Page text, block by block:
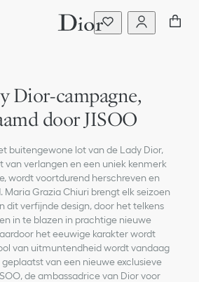
Dior-campagne,
door JISOO
buitengewone lot van de Lady Dior,
van verlangen en een uniek kenmerk
wordt voortdurend herschreven en
Maria Grazia Chiuri brengt elk seizoen
dit verfijnde design, door het telkens
in te blazen in prachtige nieuwe
het eeuwige karakter wordt
van uitmuntendheid wordt vandaag
van een nieuwe exclusieve
de ambassadrice van Dior voor